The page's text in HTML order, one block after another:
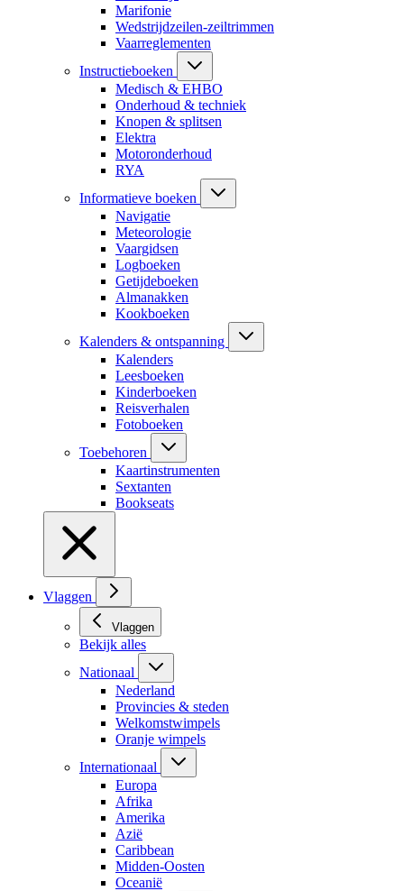
Marifonie
Wedstrijdzeilen-zeiltrimmen
Vaarreglementen
Instructieboeken
Medisch & EHBO
Onderhoud & techniek
Knopen & splitsen
Elektra
Motoronderhoud
RYA
Informatieve boeken
Navigatie
Meteorologie
Vaargidsen
Logboeken
Getijdeboeken
Almanakken
Kookboeken
Kalenders & ontspanning
Kalenders
Leesboeken
Kinderboeken
Reisverhalen
Fotoboeken
Toebehoren
Kaartinstrumenten
Sextanten
Bookseats
Vlaggen
Vlaggen
Bekijk alles
Nationaal
Nederland
Provincies & steden
Welkomstwimpels
Oranje wimpels
Internationaal
Europa
Afrika
Amerika
Azië
Caribbean
Midden-Oosten
Oceanië